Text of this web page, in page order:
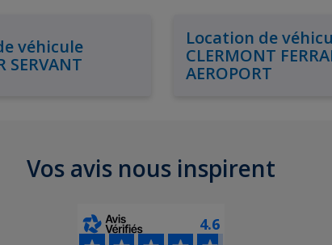
véhicule
SERVANT
Location de
CLERMONT
AEROPORT
Vos avis nous inspirent
4.6